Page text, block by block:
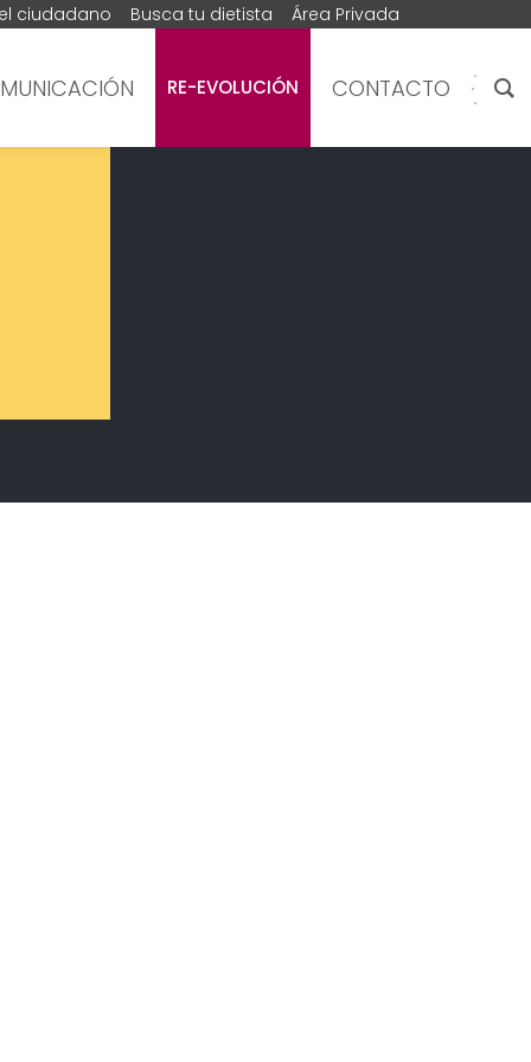
ciudadano Busca tu dietista Área Privada
RE-EVOLUCIÓN CONTACTO